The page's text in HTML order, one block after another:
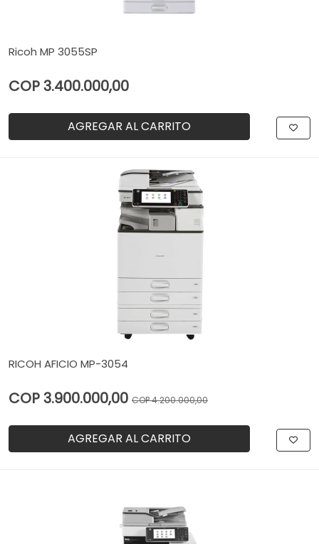
Ricoh MP 3055SP
COP 3.400.000,00
AGREGAR AL CARRITO
RICOH AFICIO MP-3054
COP 3.900.000,00 COP 4.200.000,00
AGREGAR AL CARRITO